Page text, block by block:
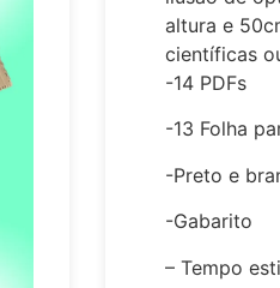
altura e
científicas
-14 PDFs
-13 Folha
-Preto e
-Gabarito
– Tempo